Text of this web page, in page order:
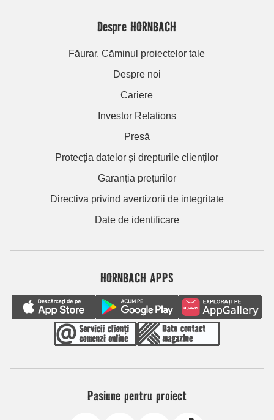
Despre HORNBACH
Făurar. Căminul proiectelor tale
Despre noi
Cariere
Investor Relations
Presă
Protecția datelor și drepturile clienților
Garanția prețurilor
Directiva privind avertizorii de integritate
Date de identificare
HORNBACH APPS
Pasiune pentru proiect